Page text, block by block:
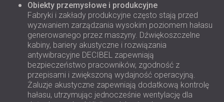
Obiekty przemysłowe i produkcyjne
Fabryki i zakłady produkcyjne często stają przed
wyzwaniem zarządzania wysokim poziomem hałasu
generowanego przez maszyny. Dźwiękoszczelne
kabiny, bariery akustyczne i rozwiązania
antywibracyjne DECIBEL zapewniają
bezpieczeństwo pracowników, zgodność z
przepisami i zwiększoną wydajność operacyjną.
Żaluzje akustyczne zapewniają dodatkową kontrolę
hałasu, utrzymując jednocześnie wentylację dla